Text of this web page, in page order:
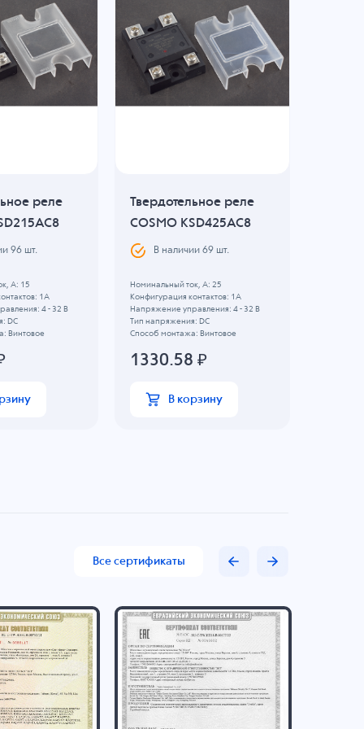
реле
96 шт.
А: 15
1A
4 - 32 В
DC
Винтовое
Твердотельное реле
COSMO KSD425AC8
В наличии69 шт.
Номинальный ток, А: 25
Конфигурация контактов: 1A
Напряжение управления: 4 - 32 В
Тип напряжения: DC
Способ монтажа: Винтовое
1330.58 ₽
В корзину
Все сертификаты